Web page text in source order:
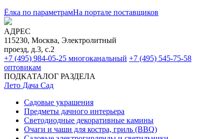
Ёлка по параметрамНа портале поставщиков
АДРЕС
115230, Москва, Электролитный
проезд, д.3, с.2
+7 (495) 984-05-25 многоканальный +7 (495) 545-75-58
оптовикам
ПОДКАТАЛОГ РАЗДЕЛА
Лето Дача Сад
Садовые украшения
Предметы дачного интерьера
Светодиодные декоративные камины
Очаги и чаши для костра, гриль (BBQ)